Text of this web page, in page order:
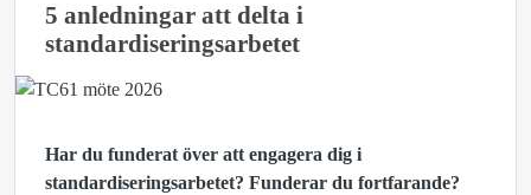
5 anledningar att delta i
standardiseringsarbetet
Har du funderat över att engagera dig i
standardiseringsarbetet? Funderar du fortfarande?